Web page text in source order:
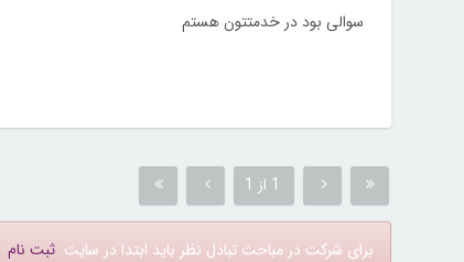
سوالی بود در خدمتتون هستم
1 از 1
برای شرکت در مباحث تبادل نظر باید ابتدا در سایت ثبت نام